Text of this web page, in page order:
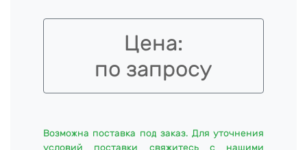
Цена:
по запросу
Возможна поставка под заказ. Для уточнения
условий поставки свяжитесь с нашими